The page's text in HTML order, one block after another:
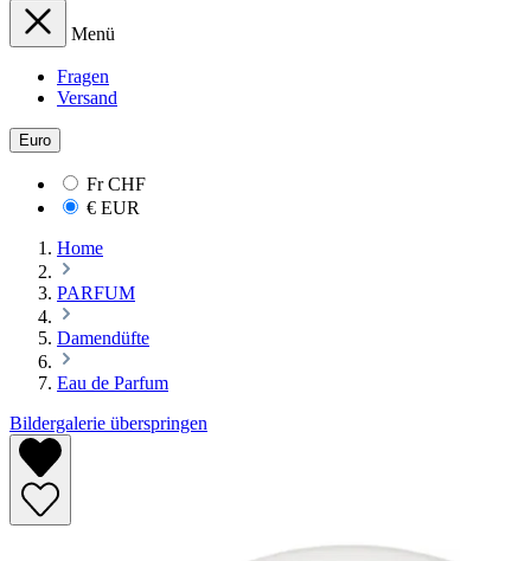
Menü
Fragen
Versand
Euro
FrCHF
€ EUR
Home
PARFUM
Damendüfte
Eau de Parfum
Bildergalerie überspringen